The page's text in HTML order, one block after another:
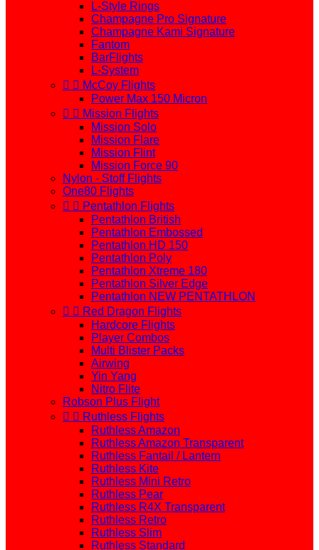
L-Style Rings
Champagne Pro Signature
Champagne Kami Signature
Fantom
BarFlights
L-System
  McCoy Flights
Power Max 150 Micron
  Mission Flights
Mission Solo
Mission Flare
Mission Flint
Mission Force 90
Nylon - Stoff Flights
One80 Flights
  Pentathlon Flights
Pentathlon British
Pentathlon Embossed
Pentathlon HD 150
Pentathlon Poly
Pentathlon Xtreme 180
Pentathlon Silver Edge
Pentathlon NEW PENTATHLON
  Red Dragon Flights
Hardcore Flights
Player Combos
Multi Blister Packs
Airwing
Yin Yang
Nitro Flite
Robson Plus Flight
  Ruthless Flights
Ruthless Amazon
Ruthless Amazon Transparent
Ruthless Fantail / Lantern
Ruthless Kite
Ruthless Mini Retro
Ruthless Pear
Ruthless R4X Transparent
Ruthless Retro
Ruthless Slim
Ruthless Standard